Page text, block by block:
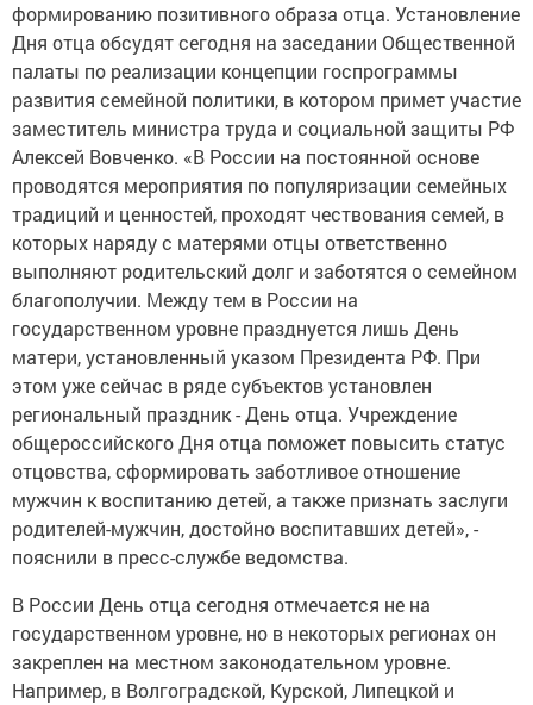
формированию позитивного образа отца. Установление
Дня отца обсудят сегодня на заседании Общественной
палаты по реализации концепции госпрограммы
развития семейной политики, в котором примет участие
заместитель министра труда и социальной защиты РФ
Алексей Вовченко. «В России на постоянной основе
проводятся мероприятия по популяризации семейных
традиций и ценностей, проходят чествования семей, в
которых наряду с матерями отцы ответственно
выполняют родительский долг и заботятся о семейном
благополучии. Между тем в России на
государственном уровне празднуется лишь День
матери, установленный указом Президента РФ. При
этом уже сейчас в ряде субъектов установлен
региональный праздник - День отца. Учреждение
общероссийского Дня отца поможет повысить статус
отцовства, сформировать заботливое отношение
мужчин к воспитанию детей, а также признать заслуги
родителей-мужчин, достойно воспитавших детей», -
пояснили в пресс-службе ведомства.
В России День отца сегодня отмечается не на
государственном уровне, но в некоторых регионах он
закреплен на местном законодательном уровне.
Например, в Волгоградской, Курской, Липецкой и